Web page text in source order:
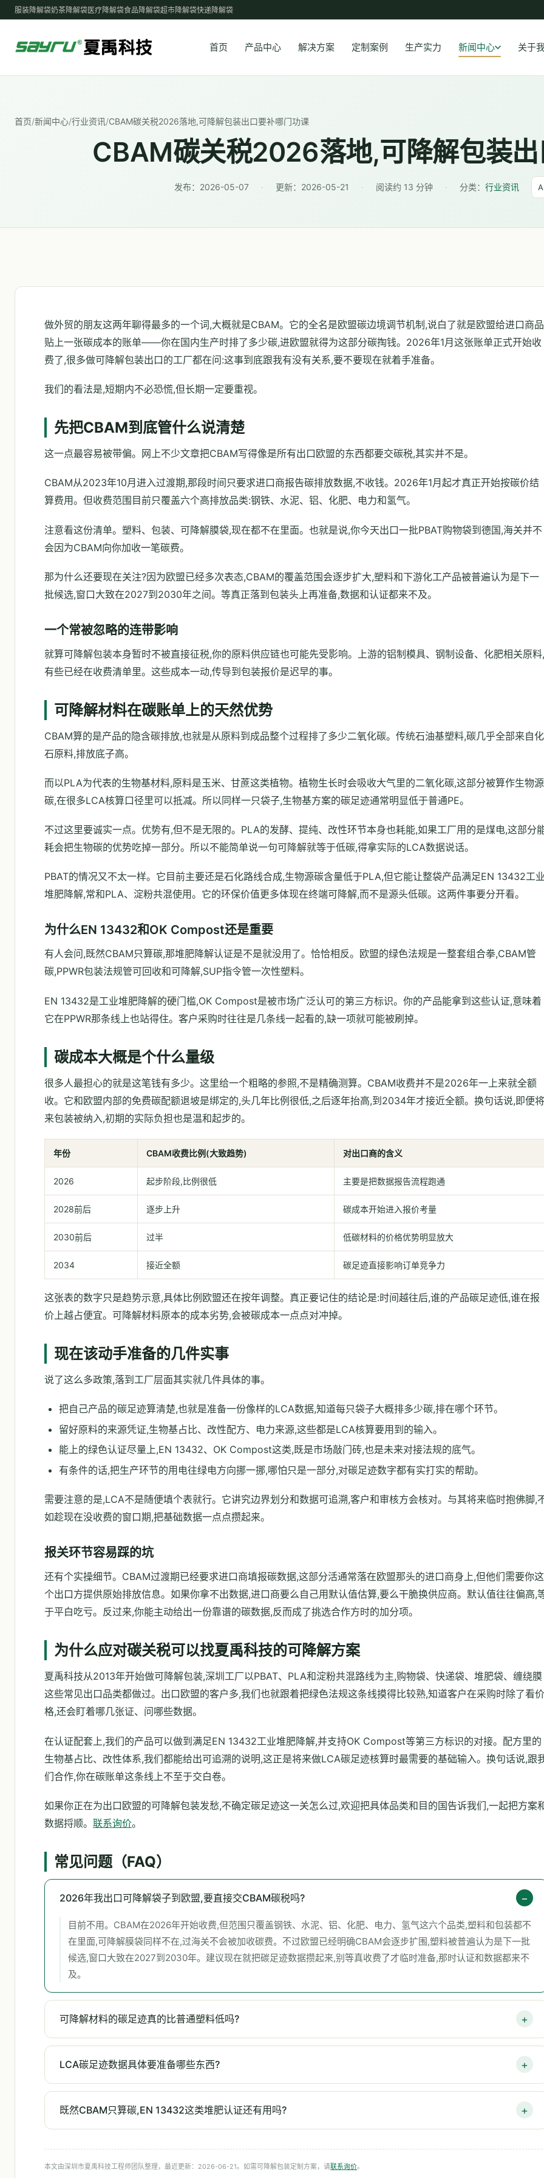
服装降解袋奶茶降解袋医疗降解袋食品降解袋超市降解袋快递降解袋
首页 产品中心 解决方案 定制案例 生产实力 新闻中心 关于
首页/新闻中心/行业资讯/CBAM碳关税2026落地,可降解包装出口要补哪门功课
CBAM碳关税2026落地,可降解包装
发布： 2026-05-07 · 更新： 2026-05-21 · 阅读约 13 分钟 · 分类： 行业资讯
做外贸的朋友这两年聊得最多的一个词,大概就是CBAM。它的全名是欧盟碳边境调节机制,说白了就是欧盟给进口商品
贴上一张碳成本的账单——你在国内生产时排了多少碳,进欧盟就得为这部分碳掏钱。2026年1月这张账单正式开始收
费了,很多做可降解包装出口的工厂都在问:这事到底跟我有没有关系,要不要现在就着手准备。
我们的看法是,短期内不必恐慌,但长期一定要重视。
先把CBAM到底管什么说清楚
这一点最容易被带偏。网上不少文章把CBAM写得像是所有出口欧盟的东西都要交碳税,其实并不是。
CBAM从2023年10月进入过渡期,那段时间只要求进口商报告碳排放数据,不收钱。2026年1月起才真正开始按碳价结
算费用。但收费范围目前只覆盖六个高排放品类:钢铁、水泥、铝、化肥、电力和氢气。
注意看这份清单。塑料、包装、可降解膜袋,现在都不在里面。也就是说,你今天出口一批PBAT购物袋到德国,海关并不
会因为CBAM向你加收一笔碳费。
那为什么还要现在关注?因为欧盟已经多次表态,CBAM的覆盖范围会逐步扩大,塑料和下游化工产品被普遍认为是下一
批候选,窗口大致在2027到2030年之间。等真正落到包装头上再准备,数据和认证都来不及。
一个常被忽略的连带影响
就算可降解包装本身暂时不被直接征税,你的原料供应链也可能先受影响。上游的铝制模具、钢制设备、化肥相关原料,
有些已经在收费清单里。这些成本一动,传导到包装报价是迟早的事。
可降解材料在碳账单上的天然优势
CBAM算的是产品的隐含碳排放,也就是从原料到成品整个过程排了多少二氧化碳。传统石油基塑料,碳几乎全部来自化
石原料,排放底子高。
而以PLA为代表的生物基材料,原料是玉米、甘蔗这类植物。植物生长时会吸收大气里的二氧化碳,这部分被算作生物源
碳,在很多LCA核算口径里可以抵减。所以同样一只袋子,生物基方案的碳足迹通常明显低于普通PE。
不过这里要诚实一点。优势有,但不是无限的。PLA的发酵、提纯、改性环节本身也耗能,如果工厂用的是煤电,这部分
耗会把生物碳的优势吃掉一部分。所以不能简单说一句可降解就等于低碳,得拿实际的LCA数据说话。
PBAT的情况又不太一样。它目前主要还是石化路线合成,生物源碳含量低于PLA,但它能让整袋产品满足EN 13432工
堆肥降解,常和PLA、淀粉共混使用。它的环保价值更多体现在终端可降解,而不是源头低碳。这两件事要分开看。
为什么EN 13432和OK Compost还是重要
有人会问,既然CBAM只算碳,那堆肥降解认证是不是就没用了。恰恰相反。欧盟的绿色法规是一整套组合拳,CBAM管
碳,PPWR包装法规管可回收和可降解,SUP指令管一次性塑料。
EN 13432是工业堆肥降解的硬门槛,OK Compost是被市场广泛认可的第三方标识。你的产品能拿到这些认证,意味着
它在PPWR那条线上也站得住。客户采购时往往是几条线一起看的,缺一项就可能被刷掉。
碳成本大概是个什么量级
很多人最担心的就是这笔钱有多少。这里给一个粗略的参照,不是精确测算。CBAM收费并不是2026年一上来就全额
收。它和欧盟内部的免费碳配额退坡是绑定的,头几年比例很低,之后逐年抬高,到2034年才接近全额。换句话说,即便将
来包装被纳入,初期的实际负担也是温和起步的。
年份 CBAM收费比例(大致趋势) 对出口商的含义
2026 起步阶段,比例很低 主要是把数据报告流程跑通
2028前后 逐步上升 碳成本开始进入报价考量
2030前后 过半 低碳材料的价格优势明显放大
2034 接近全额 碳足迹直接影响订单竞争力
这张表的数字只是趋势示意,具体比例欧盟还在按年调整。真正要记住的结论是:时间越往后,谁的产品碳足迹低,谁在报
价上越占便宜。可降解材料原本的成本劣势,会被碳成本一点点对冲掉。
现在该动手准备的几件实事
说了这么多政策,落到工厂层面其实就几件具体的事。
把自己产品的碳足迹算清楚,也就是准备一份像样的LCA数据,知道每只袋子大概排多少碳,排在哪个环节。
留好原料的来源凭证,生物基占比、改性配方、电力来源,这些都是LCA核算要用到的输入。
能上的绿色认证尽量上,EN 13432、OK Compost这类,既是市场敲门砖,也是未来对接法规的底气。
有条件的话,把生产环节的用电往绿电方向挪一挪,哪怕只是一部分,对碳足迹数字都有实打实的帮助。
需要注意的是,LCA不是随便填个表就行。它讲究边界划分和数据可追溯,客户和审核方会核对。与其将来临时抱佛脚,
如趁现在没收费的窗口期,把基础数据一点点攒起来。
报关环节容易踩的坑
还有个实操细节。CBAM过渡期已经要求进口商填报碳数据,这部分活通常落在欧盟那头的进口商身上,但他们需要你这
个出口方提供原始排放信息。如果你拿不出数据,进口商要么自己用默认值估算,要么干脆换供应商。默认值往往偏高,
于平白吃亏。反过来,你能主动给出一份靠谱的碳数据,反而成了挑选合作方时的加分项。
为什么应对碳关税可以找夏禹科技的可降解方案
夏禹科技从2013年开始做可降解包装,深圳工厂以PBAT、PLA和淀粉共混路线为主,购物袋、快递袋、堆肥袋、缠绕膜
这些常见出口品类都做过。出口欧盟的客户多,我们也就跟着把绿色法规这条线摸得比较熟,知道客户在采购时除了看价
格,还会盯着哪几张证、问哪些数据。
在认证配套上,我们的产品可以做到满足EN 13432工业堆肥降解,并支持OK Compost等第三方标识的对接。配方里的
生物基占比、改性体系,我们都能给出可追溯的说明,这正是将来做LCA碳足迹核算时最需要的基础输入。换句话说,跟
们合作,你在碳账单这条线上不至于交白卷。
如果你正在为出口欧盟的可降解包装发愁,不确定碳足迹这一关怎么过,欢迎把具体品类和目的国告诉我们,一起把方案
数据捋顺。 联系询价。
常见问题（FAQ）
2026年我出口可降解袋子到欧盟,要直接交CBAM碳税吗?
目前不用。CBAM在2026年开始收费,但范围只覆盖钢铁、水泥、铝、化肥、电力、氢气这六个品类,塑料和包装都不
在里面,可降解膜袋同样不在,过海关不会被加收碳费。不过欧盟已经明确CBAM会逐步扩围,塑料被普遍认为是下一批
候选,窗口大致在2027到2030年。建议现在就把碳足迹数据攒起来,别等真收费了才临时准备,那时认证和数据都来不
及。
可降解材料的碳足迹真的比普通塑料低吗?
LCA碳足迹数据具体要准备哪些东西?
既然CBAM只算碳,EN 13432这类堆肥认证还有用吗?
本文由深圳市夏禹科技工程师团队整理，最近更新：2026-06-21。如需可降解包装定制方案，请联系询价。